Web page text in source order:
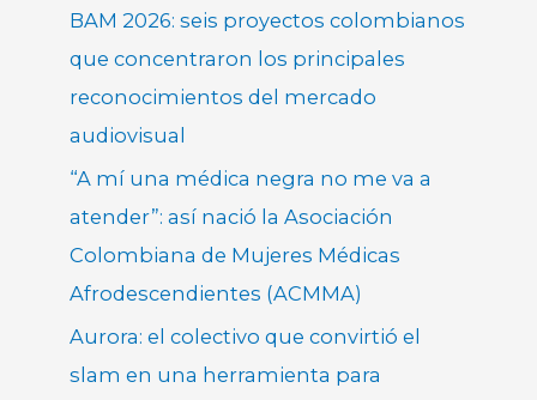
BAM 2026: seis proyectos colombianos
que concentraron los principales
reconocimientos del mercado
audiovisual
“A mí una médica negra no me va a
atender”: así nació la Asociación
Colombiana de Mujeres Médicas
Afrodescendientes (ACMMA)
Aurora: el colectivo que convirtió el
slam en una herramienta para